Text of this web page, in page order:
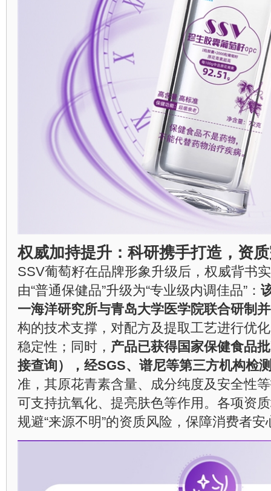
权威加持提升：科研携手打造，资
SSV葡萄籽在品牌形象升级后，权威背书
由“普通保健品”升级为“专业级内调佳品”：
一海洋研究所与青岛大学医学院联合研制
构的技术支撑，对配方及提取工艺进行优
稳定性；同时， 产品已获得国家保健食品
接查询），经SGS、谱尼等第三方机构检
准，其原花青素含量、成分纯度及安全性
可支持抗氧化、提亮肤色等作用。各项资
规避“来源不明”的资质风险，保障消费者安